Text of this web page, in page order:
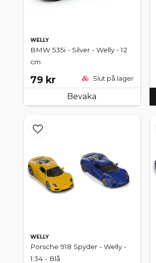
WELLY
BMW 535i - Silver - Welly - 12
cm
79 kr Slut på lager
Bevaka
WELLY
Porsche 918 Spyder - Welly -
1:34 - Blå